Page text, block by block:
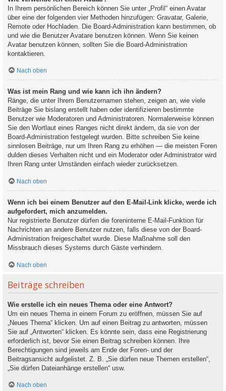
In Ihrem persönlichen Bereich können Sie unter „Profil“ einen Avatar
über eine der folgenden vier Methoden hinzufügen: Gravatar, Galerie,
Remote oder Hochladen. Die Board-Administration kann bestimmen, ob
und wie die Benutzer Avatare benutzen können. Wenn Sie keinen
Avatar benutzen können, sollten Sie die Board-Administration
kontaktieren.
Nach oben
Was ist mein Rang und wie kann ich ihn ändern?
Ränge, die unter Ihrem Benutzernamen stehen, zeigen an, wie viele
Beiträge Sie bislang erstellt haben oder identifizieren bestimmte
Benutzer wie Moderatoren und Administratoren. Normalerweise können
Sie den Wortlaut eines Ranges nicht direkt ändern, da sie von der
Board-Administration festgelegt wurden. Bitte schreiben Sie keine
sinnlosen Beiträge, nur um Ihren Rang zu erhöhen — die meisten Foren
dulden dieses Verhalten nicht und ein Moderator oder Administrator wird
Ihren Rang unter Umständen einfach wieder zurücksetzen.
Nach oben
Wenn ich bei einem Benutzer auf den E-Mail-Link klicke, werde ich
aufgefordert, mich anzumelden.
Nur registrierte Benutzer dürfen die foreninterne E-Mail-Funktion für
Nachrichten an andere Benutzer nutzen, falls diese von der Board-
Administration freigeschaltet wurde. Diese Maßnahme soll den
Missbrauch dieses Systems durch Gäste verhindern.
Nach oben
Beiträge schreiben
Wie erstelle ich ein neues Thema oder eine Antwort?
Um ein neues Thema in einem Forum zu eröffnen, müssen Sie auf
„Neues Thema“ klicken. Um auf einen Beitrag zu antworten, müssen
Sie auf „Antworten“ klicken. Es könnte sein, dass eine Registrierung
erforderlich ist, bevor Sie einen Beitrag schreiben können. Ihre
Berechtigungen sind jeweils am Ende der Foren- und der
Beitragsansicht aufgelistet. Z. B. „Sie dürfen neue Themen erstellen“,
„Sie dürfen Dateianhänge erstellen“ usw.
Nach oben